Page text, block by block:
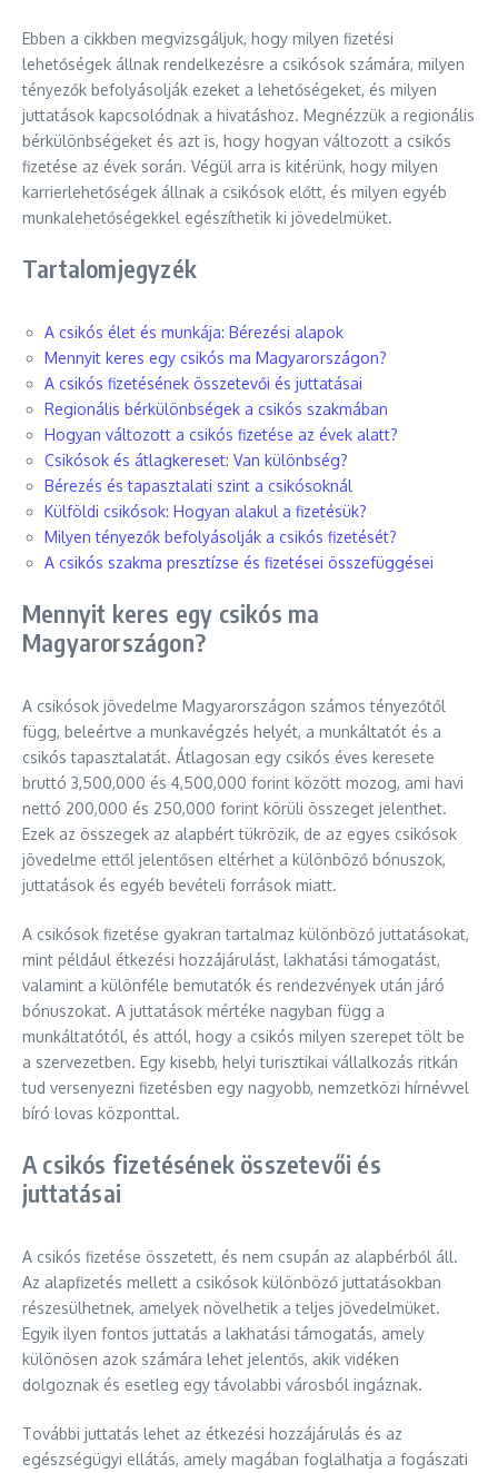
Ebben a cikkben megvizsgáljuk, hogy milyen fizetési
lehetőségek állnak rendelkezésre a csikósok számára, milyen
tényezők befolyásolják ezeket a lehetőségeket, és milyen
juttatások kapcsolódnak a hivatáshoz. Megnézzük a regionális
bérkülönbségeket és azt is, hogy hogyan változott a csikós
fizetése az évek során. Végül arra is kitérünk, hogy milyen
karrierlehetőségek állnak a csikósok előtt, és milyen egyéb
munkalehetőségekkel egészíthetik ki jövedelmüket.
Tartalomjegyzék
A csikós élet és munkája: Bérezési alapok
Mennyit keres egy csikós ma Magyarországon?
A csikós fizetésének összetevői és juttatásai
Regionális bérkülönbségek a csikós szakmában
Hogyan változott a csikós fizetése az évek alatt?
Csikósok és átlagkereset: Van különbség?
Bérezés és tapasztalati szint a csikósoknál
Külföldi csikósok: Hogyan alakul a fizetésük?
Milyen tényezők befolyásolják a csikós fizetését?
A csikós szakma presztízse és fizetései összefüggései
Mennyit keres egy csikós ma
Magyarországon?
A csikósok jövedelme Magyarországon számos tényezőtől
függ, beleértve a munkavégzés helyét, a munkáltatót és a
csikós tapasztalatát. Átlagosan egy csikós éves keresete
bruttó 3,500,000 és 4,500,000 forint között mozog, ami havi
nettó 200,000 és 250,000 forint körüli összeget jelenthet.
Ezek az összegek az alapbért tükrözik, de az egyes csikósok
jövedelme ettől jelentősen eltérhet a különböző bónuszok,
juttatások és egyéb bevételi források miatt.
A csikósok fizetése gyakran tartalmaz különböző juttatásokat,
mint például étkezési hozzájárulást, lakhatási támogatást,
valamint a különféle bemutatók és rendezvények után járó
bónuszokat. A juttatások mértéke nagyban függ a
munkáltatótól, és attól, hogy a csikós milyen szerepet tölt be
a szervezetben. Egy kisebb, helyi turisztikai vállalkozás ritkán
tud versenyezni fizetésben egy nagyobb, nemzetközi hírnévvel
bíró lovas központtal.
A csikós fizetésének összetevői és
juttatásai
A csikós fizetése összetett, és nem csupán az alapbérből áll.
Az alapfizetés mellett a csikósok különböző juttatásokban
részesülhetnek, amelyek növelhetik a teljes jövedelmüket.
Egyik ilyen fontos juttatás a lakhatási támogatás, amely
különösen azok számára lehet jelentős, akik vidéken
dolgoznak és esetleg egy távolabbi városból ingáznak.
További juttatás lehet az étkezési hozzájárulás és az
egészségügyi ellátás, amely magában foglalhatja a fogászati